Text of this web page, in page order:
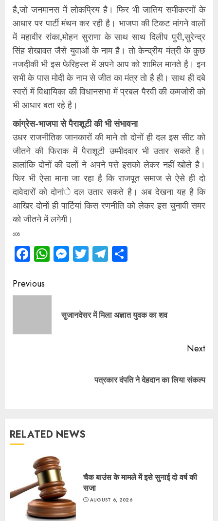
है,जो जनमानस में लोकप्रिय है। फिर भी जातिय समीकरणों के
आधार पर पार्टी मंथन कर रही है। भाजपा की टिकट मांगने वालों
में महावीर रांका,मोहन सुराणा के साथ साथ दिलीप पुरी,सुरेन्द्र
सिंह शेखावत जैसे युवाओं के नाम है। तो केन्द्रीय मंत्री के कुछ
नजदीकी भी इस फेरिहस्त में अपने आप को शामिल मानते है। इन
सभी के पास मोदी के नाम से जीत का मंत्र तो है ही। साथ ही दबे
स्वरों में विधायिका की विधानसभा में प्रबल पैरवी की कमजोरी को
भी आधार बता रहे है।
कांग्रेस-भाजपा से पैराशूटी की भी संभावना
उधर राजनीतिक जानकारों की माने तो दोनों ही दल इस सीट को
जीतने की फिराक में पैराशूटी उम्मीदवार भी उतार सकते है।
हालांकि दोनों की दलों ने अपने पत्ते इसको लेकर नहीं खोले है।
फिर भी ऐसा माना जा रहा है कि राजपूत समाज से ऐसे ही दो
दावेदारों को दोनांे दल उतार सकते है। अब देखना यह है कि
आखिर दोनों ही पार्टियां किस रणनीति को लेकर इस चुनावी समर
को जीतने में लगेगी।
608
Facebook
WhatsApp
Messenger
TwitterTelegram
Continue
Reading
Previous
सुजानदेसर में मिला अज्ञात युवक का शव
Next
पत्रकार दंपति ने देहदान का लिया संकल्प
RELATED NEWS
चैक बाउंस के मामले में इसे सुनाई दो वर्ष की
सजा
AUGUST 6, 2026